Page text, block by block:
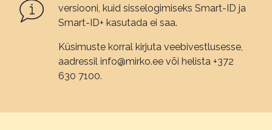
versiooni, kuid sisselogimiseks Smart-ID ja
Smart-ID+ kasutada ei saa.
Küsimuste korral kirjuta veebivestlusesse,
aadressil info@mirko.ee või helista +372
630 7100.